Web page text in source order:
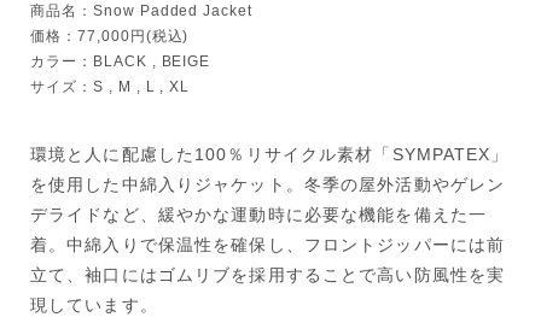
商品名：Snow Padded Jacket
価格：77,000円(税込)
カラー：BLACK , BEIGE
サイズ：S , M , L , XL
環境と人に配慮した100％リサイクル素材「SYMPATEX」
を使用した中綿入りジャケット。冬季の屋外活動やゲレン
デライドなど、緩やかな運動時に必要な機能を備えた一
着。中綿入りで保温性を確保し、フロントジッパーには前
立て、袖口にはゴムリブを採用することで高い防風性を実
現しています。